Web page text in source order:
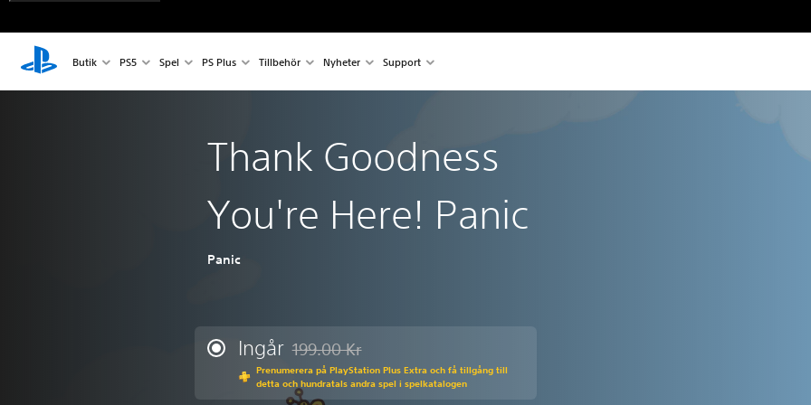
Butik PS5 Spel PS Plus Tillbehör Nyheter Support
Thank Goodness
You're Here! Panic
Panic
Ingår Nedsatt från ursprungspriset på 199.00 Kr
199.00 Kr
Prenumerera på PlayStation Plus Extra och få tillgång till
detta och hundratals andra spel i spelkatalogen